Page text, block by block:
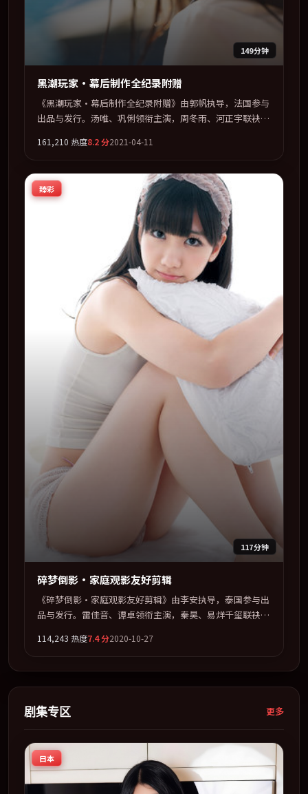
149分钟
黑潮玩家·幕后制作全纪录附赠
《黑潮玩家·幕后制作全纪录附赠》由郭帆执导，法国参与
出品与发行。汤唯、巩俐领衔主演，周冬雨、河正宇联袂出
「剧情」类型为骨架，在叙事、表演与视听上力求统一。定
话题片中口碑稳健，适合喜欢强情节与人物弧光的观众完整
观看。
161,210 热度8.2分2021-04-11
臻彩
117分钟
碎梦倒影·家庭观影友好剪辑
《碎梦倒影·家庭观影友好剪辑》由李安执导，泰国参与出
品与发行。雷佳音、谭卓领衔主演，秦昊、易烊千玺联袂出
类型为骨架，在叙事、表演与视听上力求统一。定于 2020-
口碑稳健，适合喜欢强情节与人物弧光的观众完整观看。
114,243 热度7.4分2020-10-27
剧集专区 更多
日本